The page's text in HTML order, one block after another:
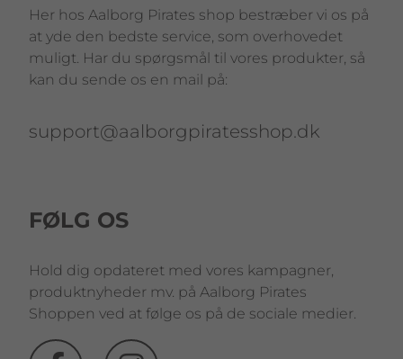
Her hos Aalborg Pirates shop bestræber vi os på
at yde den bedste service, som overhovedet
muligt. Har du spørgsmål til vores produkter, så
kan du sende os en mail på:
support@aalborgpiratesshop.dk
FØLG OS
Hold dig opdateret med vores kampagner,
produktnyheder mv. på Aalborg Pirates
Shoppen ved at følge os på de sociale medier.